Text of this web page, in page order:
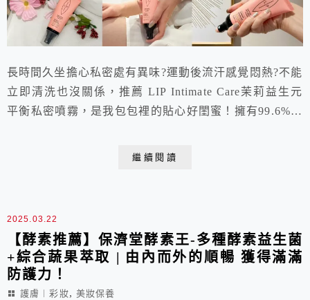
長時間久坐擔心私密處有異味?運動後流汗感覺悶熱?不能
立即清洗也沒關係，推薦 LIP Intimate Care茉莉益生元
平衡私密噴霧，是我包包裡的貼心好閨蜜！擁有99.6%天
繼續閱讀
2025.03.22
【酵素推薦】保濟堂酵素王-多種酵素益生菌
+綜合蔬果萃取 | 由內而外的順暢 獲得滿滿
防護力！
護膚︱彩妝, 美妝保養